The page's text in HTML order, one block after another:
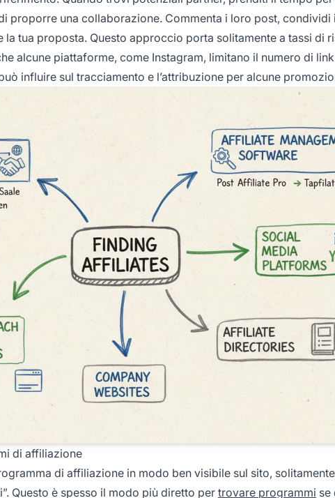
proporre una collaborazione. Commenta i loro post, condividi
tua proposta. Questo approccio porta solitamente a tassi di
alcune piattaforme, come Instagram, limitano il numero di
influire sul tracciamento e l’attribuzione per alcune
di affiliazione
di affiliazione in modo ben visibile sul sito,
Questo è spesso il modo più diretto per trovare programmi se